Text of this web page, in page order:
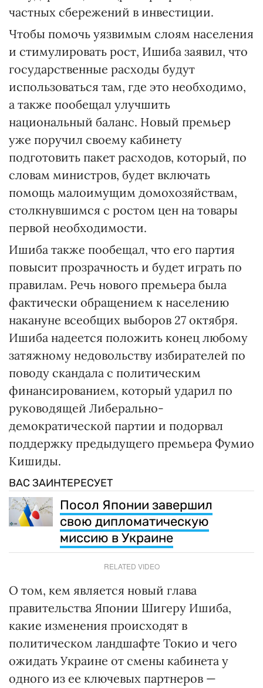
частных сбережений в инвестиции.
Чтобы помочь уязвимым слоям населения
и стимулировать рост, Ишиба заявил, что
государственные расходы будут
использоваться там, где это необходимо,
а также пообещал улучшить
национальный баланс. Новый премьер
уже поручил своему кабинету
подготовить пакет расходов, который, по
словам министров, будет включать
помощь малоимущим домохозяйствам,
столкнувшимся с ростом цен на товары
первой необходимости.
Ишиба также пообещал, что его партия
повысит прозрачность и будет играть по
правилам. Речь нового премьера была
фактически обращением к населению
накануне всеобщих выборов 27 октября.
Ишиба надеется положить конец любому
затяжному недовольству избирателей по
поводу скандала с политическим
финансированием, который ударил по
руководящей Либерально-
демократической партии и подорвал
поддержку предыдущего премьера Фумио
Кишиды.
ВАС ЗАИНТЕРЕСУЕТ
Посол Японии завершил
свою дипломатическую
миссию в Украине
RELATED VIDEO
О том, кем является новый глава
правительства Японии Шигеру Ишиба,
какие изменения происходят в
политическом ландшафте Токио и чего
ожидать Украине от смены кабинета у
одного из ее ключевых партнеров —